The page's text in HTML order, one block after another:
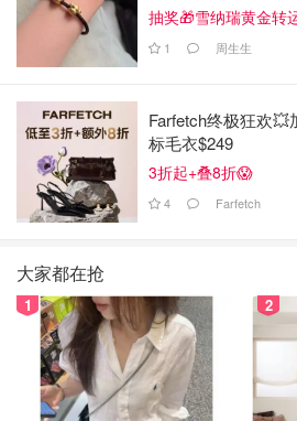
抽奖🎁雪纳瑞黄金转
1 周生生
Farfetch终极狂欢💥
标毛衣$249
3折起+叠8折😱
4 Farfetch
大家都在抢
1 2